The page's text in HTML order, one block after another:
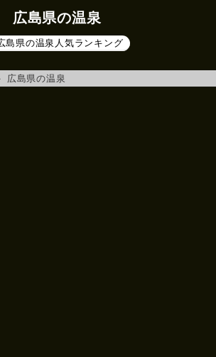
広島県の温泉
島県の温泉人気ランキング
広島県の温泉